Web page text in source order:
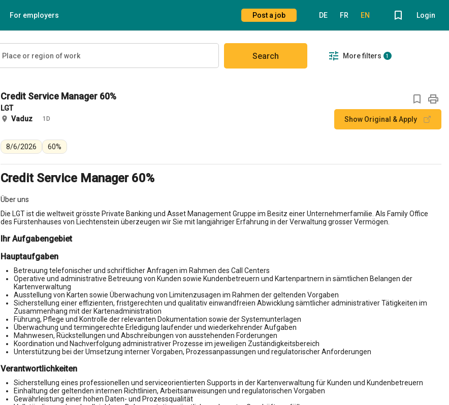
For employers Post a job DE FR EN Login
Search More filters 1
Credit Service Manager 60%
LGT
Vaduz
1D Show Original & Apply
8/6/2026 60%
Credit Service Manager 60%
Über uns
Die LGT ist die weltweit grösste Private Banking und Asset Management Gruppe im Besitz einer Unternehmerfamilie. Als Family Office
des Fürstenhauses von Liechtenstein überzeugen wir Sie mit langjähriger Erfahrung in der Verwaltung grosser Vermögen.
Ihr Aufgabengebiet
Hauptaufgaben
Betreuung telefonischer und schriftlicher Anfragen im Rahmen des Call Centers
Operative und administrative Betreuung von Kunden sowie Kundenbetreuern und Kartenpartnern in sämtlichen Belangen der
Kartenverwaltung
Ausstellung von Karten sowie Überwachung von Limitenzusagen im Rahmen der geltenden Vorgaben
Sicherstellung einer effizienten, fristgerechten und qualitativ einwandfreien Abwicklung sämtlicher administrativer Tätigkeiten im
Zusammenhang mit der Kartenadministration
Führung, Pflege und Kontrolle der relevanten Dokumentation sowie der Systemunterlagen
Überwachung und termingerechte Erledigung laufender und wiederkehrender Aufgaben
Mahnwesen, Rückstellungen und Abschreibungen von ausstehenden Forderungen
Koordination und Nachverfolgung administrativer Prozesse im jeweiligen Zuständigkeitsbereich
Unterstützung bei der Umsetzung interner Vorgaben, Prozessanpassungen und regulatorischer Anforderungen
Verantwortlichkeiten
Sicherstellung eines professionellen und serviceorientierten Supports in der Kartenverwaltung für Kunden und Kundenbetreuern
Einhaltung der geltenden internen Richtlinien, Arbeitsanweisungen und regulatorischen Vorgaben
Gewährleistung einer hohen Daten- und Prozessqualität